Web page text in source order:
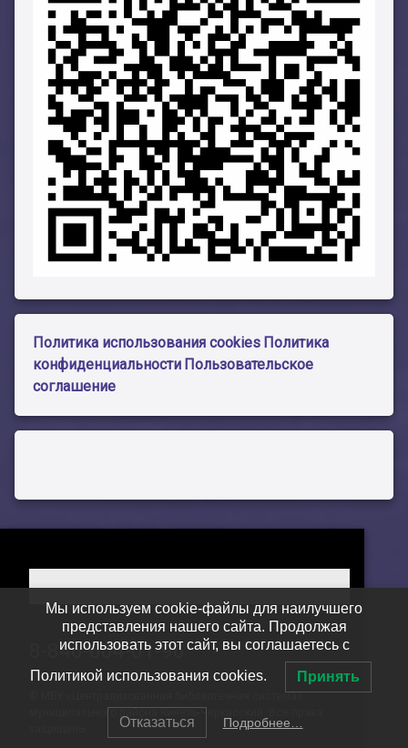
Политика использования cookies Политика
конфиденциальности Пользовательское
соглашение
Тел:
8-846-604-01-96
© МБУ «Централизованная библиотечная система»
муниципального района Кинель-Черкасский. Все права
Мы используем cookie-файлы для наилучшего
представления нашего сайта. Продолжая
использовать этот сайт, вы соглашаетесь с
Политикой использования cookies. Принять
Отказаться Подробнее…